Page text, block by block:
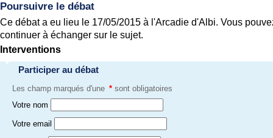
Poursuivre le débat
Ce débat a eu lieu le 17/05/2015 à l'Arcadie d'Albi. Vous
continuer à échanger sur le sujet.
Interventions
Participer au débat
Les champ marqués d'une * sont obligatoires
Votre nom
Votre email